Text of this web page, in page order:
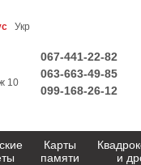
Укр
10
067-441-22-82
063-663-49-85
099-168-26-12
Карты
памяти
и